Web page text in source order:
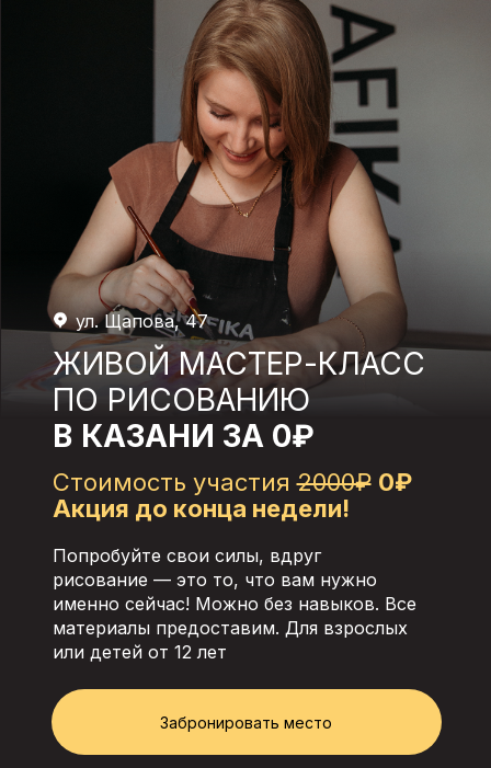
Попробуйте свои силы, вдруг
рисование — это то, что вам нужно
именно сейчас! Можно без навыков. Все
материалы предоставим. Для взрослых
или детей от 12 лет
ЖИВОЙ МАСТЕР-КЛАСС
ПО РИСОВАНИЮ
В КАЗАНИ ЗА 0₽
Забронировать место
Стоимость участия2000₽ 0₽
Акция до конца недели!
ул. Щапова, 47